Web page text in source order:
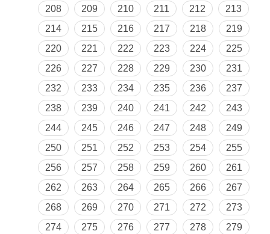
208 209 210 211 212
213
214
215 216 217 218
219
220
221 222 223 224
225
226
227 228 229 230
231
232
233 234 235 236
237
238
239 240 241 242
243
244
245 246 247 248
249
250
251 252 253 254
255
256
257 258 259 260
261
262
263 264 265 266
267
268
269 270 271 272
273
274
275 276 277 278
279